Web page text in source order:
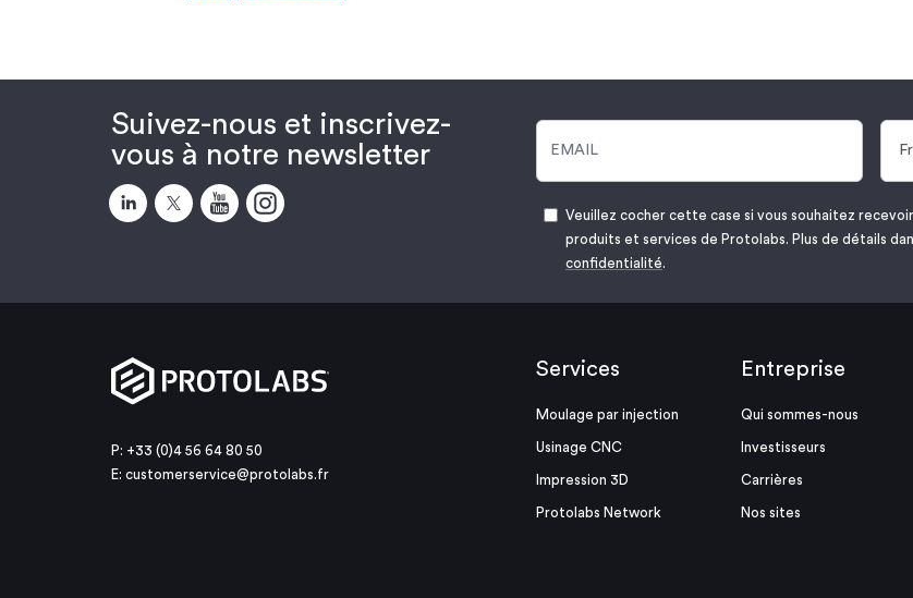
Suivez-nous et inscrivez-
vous à notre newsletter
Veuillez cocher cette case si vous souhaitez
produits et services de Protolabs. Plus de détails
confidentialité.
P: +33 (0)4 56 64 80 50
E: customerservice@protolabs.fr
Services
Moulage par injection
Usinage CNC
Impression 3D
Protolabs Network
Entreprise
Qui sommes-nous
Investisseurs
Carrières
Nos sites